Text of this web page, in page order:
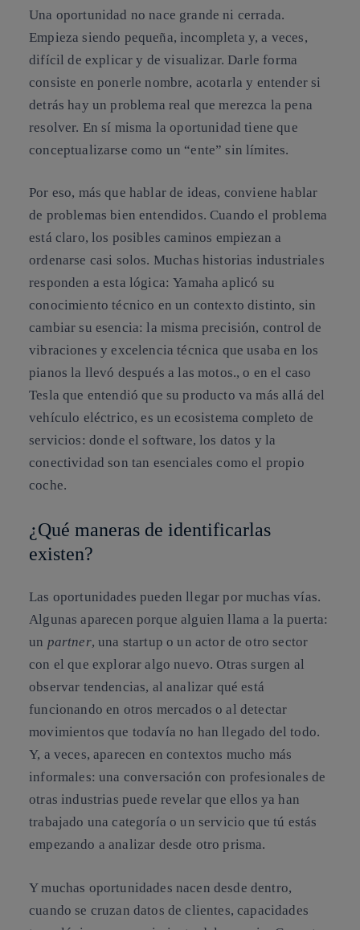
Una oportunidad no nace grande ni cerrada.
Empieza siendo pequeña, incompleta y, a veces,
difícil de explicar y de visualizar. Darle forma
consiste en ponerle nombre, acotarla y entender si
detrás hay un problema real que merezca la pena
resolver. En sí misma la oportunidad tiene que
conceptualizarse como un “ente” sin límites.
Por eso, más que hablar de ideas, conviene hablar
de problemas bien entendidos. Cuando el problema
está claro, los posibles caminos empiezan a
ordenarse casi solos. Muchas historias industriales
responden a esta lógica:Yamaha aplicó su
conocimiento técnico en un contexto distinto, sin
cambiar su esencia: la misma precisión, control de
vibraciones y excelenciatécnica que usaba en los
pianos la llevó después a las motos., o en el caso
Teslaque entendió que su producto va más allá del
vehículo eléctrico, es un ecosistema completo de
servicios: donde el software, los datos y la
conectividad son tan esenciales como el propio
coche.
¿Qué maneras de identificarlas
existen?
Las oportunidades pueden llegar por muchas vías.
Algunas aparecen porque alguien llama a la puerta:
un partner, una startup o un actor de otro sector
con el que explorar algo nuevo. Otras surgen al
observar tendencias, al analizar qué está
funcionando en otros mercados o al detectar
movimientos que todavía no han llegado del todo.
Y, a veces, aparecen en contextos mucho más
informales: una conversación con profesionales de
otras industrias puede revelar que ellos ya han
trabajado una categoría o un servicio que tú estás
empezando a analizar desde otro prisma.
Y muchas oportunidades nacen desde dentro,
cuando se cruzan datos de clientes, capacidades